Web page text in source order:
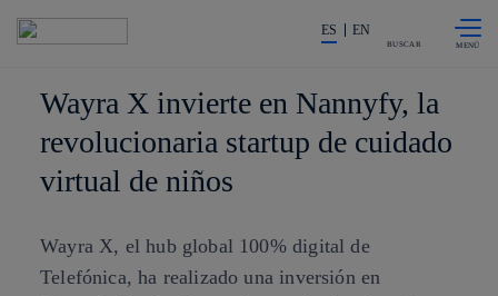
La acción en accionistas e
ES EN
BUSCAR
Wayra X invierte en Nannyfy, la
revolucionaria startup de cuidado
virtual de niños
Wayra X, el hub global 100% digital de
Telefónica, ha realizado una inversión en